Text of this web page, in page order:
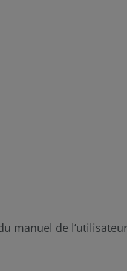
manuel de